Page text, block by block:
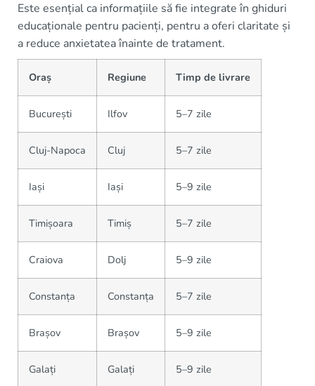
Este esențial ca informațiile să fie integrate în ghiduri
educaționale pentru pacienți, pentru a oferi claritate și
a reduce anxietatea înainte de tratament.
Oraș Regiune Timp de livrare
București Ilfov 5–7 zile
Cluj-Napoca Cluj 5–7 zile
Iași Iași 5–9 zile
Timișoara Timiș 5–7 zile
Craiova Dolj 5–9 zile
Constanța Constanța 5–7 zile
Brașov Brașov 5–9 zile
Galați Galați 5–9 zile